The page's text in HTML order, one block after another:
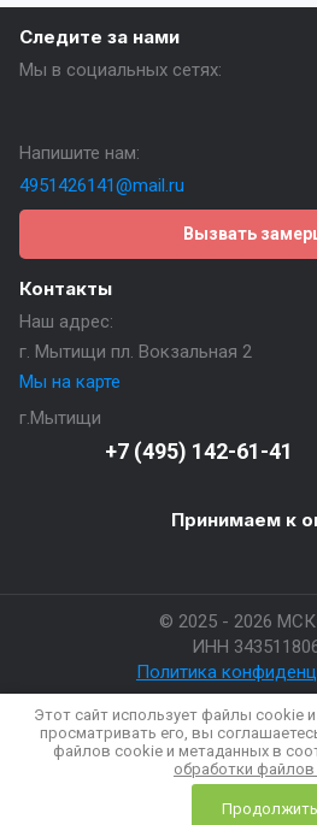
Контакты
Наш адрес:
г. Мытищи пл. Вокзальная 2
Мы на карте
г.Мытищи
+7 (495) 142-61-41
Следите за нами
Мы в социальных сетях:
Напишите нам:
4951426141@mail.ru
Вызвать
Принимаем к
© 2025 - 2026
ИНН
Политика
Каталог
Этот сайт использует файлы cookie
просматривать его, вы
файлов cookie и метаданных в
обработки
Продолжить